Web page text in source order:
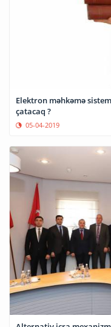
Elektron məhkəmə
çatacaq ?
05-04-2019